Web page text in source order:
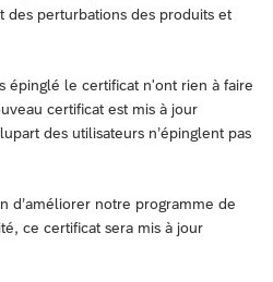
des perturbations des produits et
épinglé le certificat n'ont rien à faire
certificat est mis à jour
des utilisateurs n’épinglent pas
d’améliorer notre programme de
ce certificat sera mis à jour